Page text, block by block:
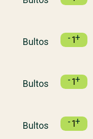
Bultos +
-
Bultos +
-
Bultos +
-